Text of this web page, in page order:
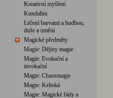
Kreativní myšlení
Kundalini
Léčení barvami a hudbou,
duše a umění
Magické předměty
Magie: Dějiny magie
Magie: Evokační a
invokační
Magie: Chaosmagie
Magie: Keltská
Magie: Magické řády a